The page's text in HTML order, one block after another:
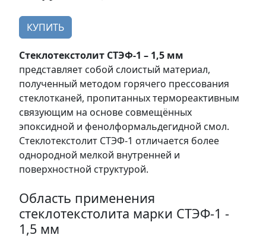
КУПИТЬ
Стеклотекстолит СТЭФ-1 – 1,5 мм
представляет собой слоистый материал,
полученный методом горячего прессования
стеклотканей, пропитанных термореактивным
связующим на основе совмещённых
эпоксидной и фенолформальдегидной смол.
Стеклотекстолит СТЭФ-1 отличается более
однородной мелкой внутренней и
поверхностной структурой.
Область применения
стеклотекстолита марки СТЭФ-1 -
1,5 мм